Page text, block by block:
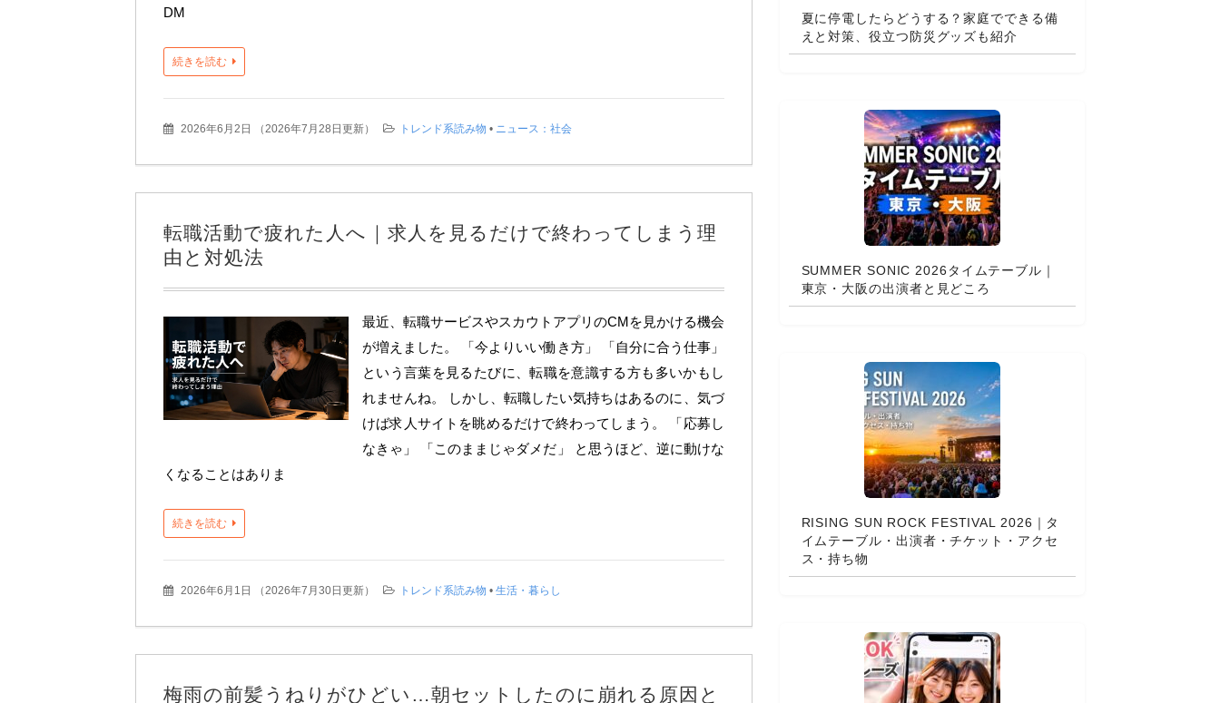
DM
続きを読む
2026年6月2日 （2026年7月28日更新） トレンド系読み物 • ニュース：社会
転職活動で疲れた人へ｜求人を見るだけで終わってしまう理
由と対処法
最近、転職サービスやスカウトアプリのCMを見かける機会
が増えました。 「今よりいい働き方」 「自分に合う仕事」
という言葉を見るたびに、転職を意識する方も多いかもし
れませんね。 しかし、転職したい気持ちはあるのに、気づ
けば求人サイトを眺めるだけで終わってしまう。 「応募し
なきゃ」 「このままじゃダメだ」 と思うほど、逆に動けな
くなることはありま
続きを読む
2026年6月1日 （2026年7月30日更新） トレンド系読み物 • 生活・暮らし
梅雨の前髪うねりがひどい…朝セットしたのに崩れる原因と
夏に停電したらどうする？家庭でできる備
えと対策、役立つ防災グッズも紹介
SUMMER SONIC 2026タイムテーブル｜
東京・大阪の出演者と見どころ
RISING SUN ROCK FESTIVAL 2026｜タ
イムテーブル・出演者・チケット・アクセ
ス・持ち物